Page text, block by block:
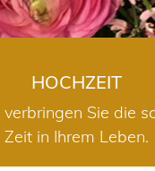
HOCHZEIT
verbringen Sie die
Zeit in Ihrem Leben.